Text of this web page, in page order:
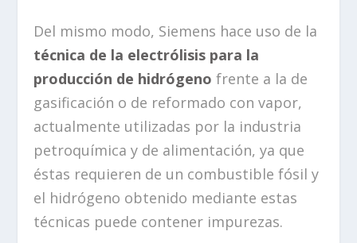
Del mismo modo, Siemens hace uso de la
técnica de la electrólisis para la
producción de hidrógeno frente a la de
gasificación o de reformado con vapor,
actualmente utilizadas por la industria
petroquímica y de alimentación, ya que
éstas requieren de un combustible fósil y
el hidrógeno obtenido mediante estas
técnicas puede contener impurezas.